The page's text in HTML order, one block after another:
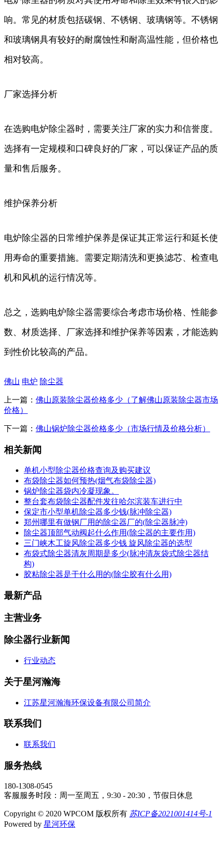
响。常见的材质包括碳钢、不锈钢、玻璃钢等。不锈钢
和玻璃钢具有较好的耐腐蚀性和耐高温性能，但价格也
相对较高。
厂家选择分析
在选购电炉除尘器时，需要关注厂家的实力和信誉度。
选择有一定规模和口碑良好的厂家，可以保证产品的质
量和售后服务。
维护保养分析
电炉除尘器的日常维护保养是保证其正常运行和延长使
用寿命的重要措施。需要定期清洗和更换滤芯、检查电
机和风机的运行情况等。
总之，选购电炉除尘器需要综合考虑市场价格、性能参
数、材质选择、厂家选择和维护保养等因素，才能选购
到性价比较高的产品。
佛山 电炉 除尘器
上一篇： 佛山原装除尘器价格多少（了解佛山原装除尘器市场
价格）
下一篇： 佛山锅炉除尘器价格多少（市场行情及价格分析）
相关新闻
单机小型除尘器价格查询及购买建议
布袋除尘器如何预热(烟气布袋除尘器)
锅炉除尘器袋内冷凝现象。
整台套布袋除尘器配件发往哈尔滨装车进行中
保定市小型单机除尘器多少钱(脉冲除尘器)
郑州哪里有做钢厂用的除尘器厂的(除尘器脉冲)
除尘器顶部气动阀起什么作用(除尘器的主要作用)
三门峡木工旋风除尘器多少钱 旋风除尘器的选型
布袋式除尘器清灰周期是多少(脉冲清灰袋式除尘器结
构)
胶粘除尘器是干什么用的(除尘胶有什么用)
最新产品
主营业务
除尘器行业新闻
行业动态
关于星河瀚海
江苏星河瀚海环保设备有限公司简介
联系我们
联系我们
服务热线
180-1308-0545
客服服务时段：周一至周五，9:30 - 20:30，节假日休息
Copyright © 2020 WPCOM 版权所有 苏ICP备2021001414号-1
Powered by 星河环保